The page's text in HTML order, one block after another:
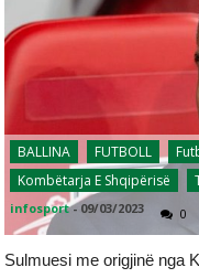
BALLINA FUTBOLL
Kombëtarja E Shqipërisë
infosport -09/03/2023 0
Sulmuesi me origjinë nga